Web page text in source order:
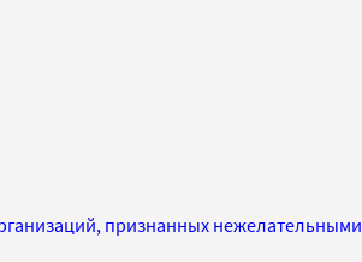
признанных нежелательными